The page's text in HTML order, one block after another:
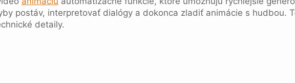
postáv, interpretovať dialógy a dokonca zladiť animácie s hudbou.
detaily.